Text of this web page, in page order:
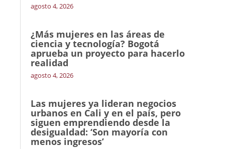
agosto 4, 2026
¿Más mujeres en las áreas de
ciencia y tecnología? Bogotá
aprueba un proyecto para hacerlo
realidad
agosto 4, 2026
Las mujeres ya lideran negocios
urbanos en Cali y en el país, pero
siguen emprendiendo desde la
desigualdad: ‘Son mayoría con
menos ingresos’